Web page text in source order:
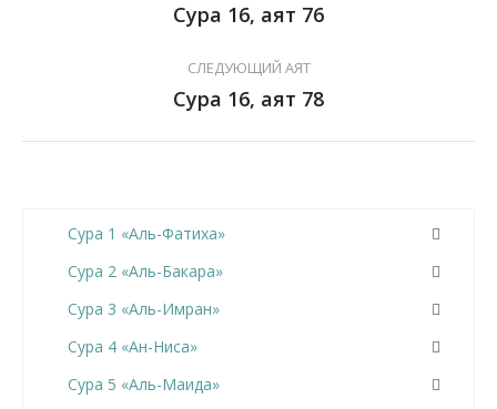
Сура 16, аят 76
СЛЕДУЮЩИЙ АЯТ
Сура 16, аят 78
Сура 1 «Аль-Фатиха»
Сура 2 «Аль-Бакара»
Сура 3 «Аль-Имран»
Сура 4 «Ан-Ниса»
Сура 5 «Аль-Маида»